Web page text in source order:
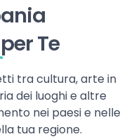
per Te
tra cultura, arte in
dei luoghi e altre
nei paesi e nelle
tua regione.